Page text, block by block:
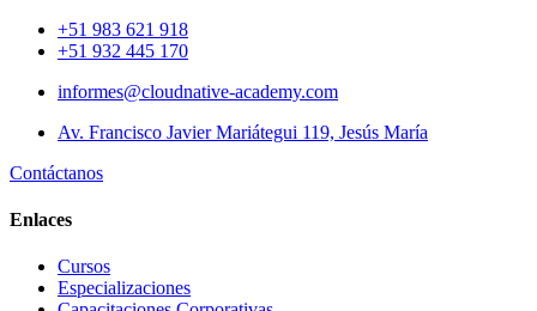
+51 983 621 918
+51 932 445 170
informes@cloudnative-academy.com
Av. Francisco Javier Mariátegui 119, Jesús María
Contáctanos
Enlaces
Cursos
Especializaciones